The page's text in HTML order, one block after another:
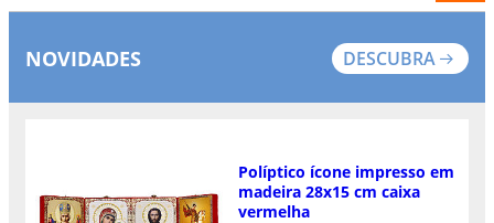
NOVIDADES DESCUBRA
Políptico ícone impresso em
madeira 28x15 cm caixa
vermelha